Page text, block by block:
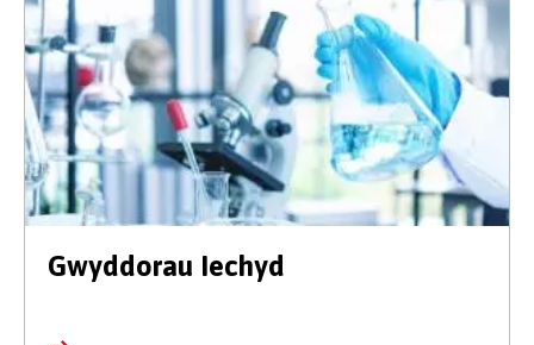
Gwyddorau Iechyd